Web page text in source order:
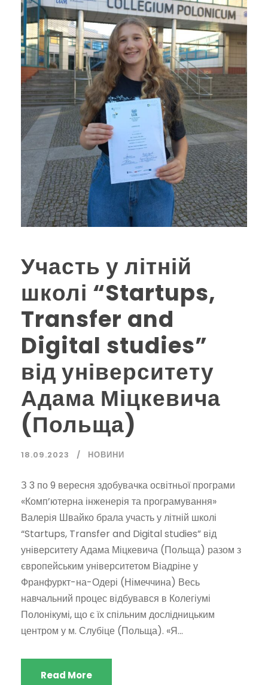
Участь у літній
школі “Startups,
Transfer and
Digital studies”
від університету
Адама Міцкевича
(Польща)
18.09.2023 НОВИНИ
З 3 по 9 вересня здобувачка освітньої програми
«Комп’ютерна інженерія та програмування»
Валерія Швайко брала участь у літній школі
“Startups, Transfer and Digital studies” від
університету Адама Міцкевича (Польща) разом з
європейським університетом Віадріне у
Франфуркт-на-Одері (Німеччина) Весь
навчальний процес відбувався в Колегіумі
Полонікумі, що є їх спільним дослідницьким
центром у м. Слубіце (Польща). «Я...
Read More